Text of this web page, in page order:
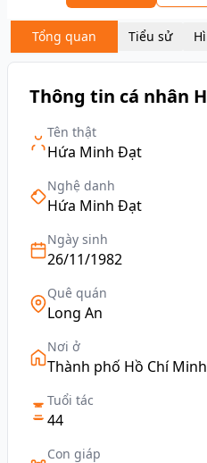
Tổng quan Tiểu sử
Thông tin cá nhân
Tên thật
Hứa Minh Đạt
Nghệ danh
Hứa Minh Đạt
Ngày sinh
26/11/1982
Quê quán
Long An
Nơi ở
Thành phố Hồ Chí Minh
Tuổi tác
44
Con giáp